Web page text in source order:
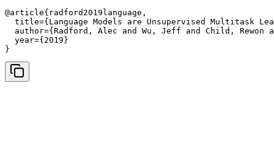
@article{radford2019language,
title={Language Models are Unsupervised Multitask
author={Radford, Alec and Wu, Jeff and Child, Rewon
  year={2019}
}